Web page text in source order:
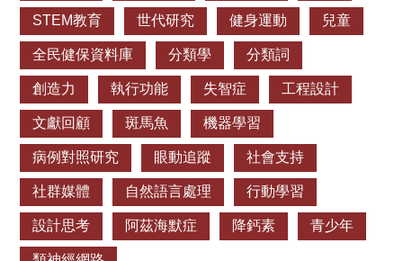
STEM教育 世代研究 健身運動 兒童
全民健保資料庫 分類學 分類詞
創造力 執行功能 失智症 工程設計
文獻回顧 斑馬魚 機器學習
病例對照研究 眼動追蹤 社會支持
社群媒體 自然語言處理 行動學習
設計思考 阿茲海默症 降鈣素 青少年